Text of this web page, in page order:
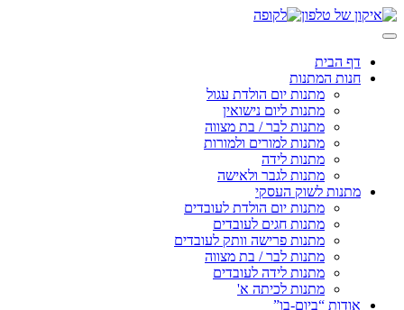
Skip
to
דף הבית
חנות המתנות
מתנות יום הולדת עגול
מתנות ליום נישואין
מתנות לבר / בת מצווה
מתנות למורים ולמורות
מתנות לידה
מתנות לגבר ולאישה
מתנות לשוק העסקי
מתנות יום הולדת לעובדים
מתנות חגים לעובדים
מתנות פרישה וותק לעובדים
מתנות לבר / בת מצווה
מתנות לידה לעובדים
מתנות לכיתה א'
אודות “ביום-בו”